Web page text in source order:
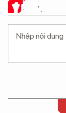
Ý KIẾN